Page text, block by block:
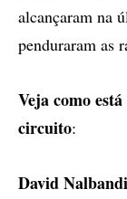
alcançaram na
penduraram as
Veja como
circuito:
David